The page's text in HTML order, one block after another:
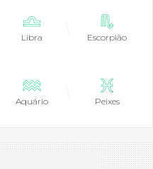
Libra Escorpião
Aquário Peixes